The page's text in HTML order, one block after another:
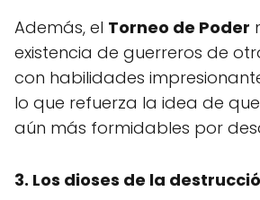
Además, el Torneo de Poder
existencia de guerreros de
con habilidades
lo que refuerza la idea de
aún más formidables por
3. Los dioses de la